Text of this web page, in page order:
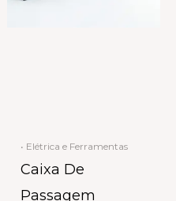
• Elétrica e Ferramentas
Caixa De
Passagem